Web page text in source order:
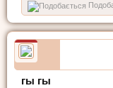
гы гы